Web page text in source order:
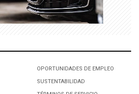
OPORTUNIDADES DE EMPLEO
SUSTENTABILIDAD